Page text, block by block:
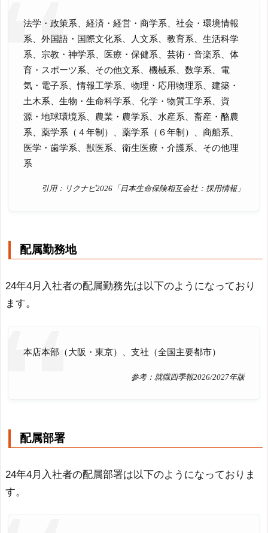
法学・政策系、経済・経営・商学系、社会・環境情報
系、外国語・国際文化系、人文系、教育系、生活科学
系、宗教・神学系、医療・保健系、芸術・音楽系、体
育・スポーツ系、その他文系、機械系、数学系、電
気・電子系、情報工学系、物理・応用物理系、建築・
土木系、生物・生命科学系、化学・物質工学系、資
源・地球環境系、農業・農学系、水産系、畜産・酪農
系、薬学系（４年制）、薬学系（６年制）、商船系、
医学・歯学系、獣医系、衛生医療・介護系、その他理
系
引用：リクナビ2026「日本生命保険相互会社：採用情報」
配属勤務地
24年4月入社者の配属勤務先は以下のようになっており
ます。
本店本部（大阪・東京）、支社（全国主要都市）
参考：就職四季報2026/2027年版
配属部署
24年4月入社者の配属部署は以下のようになっておりま
す。